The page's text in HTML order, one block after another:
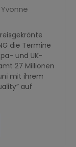
Yvonne
die Termine
und UK-
27 Millionen
mit ihrem
auf